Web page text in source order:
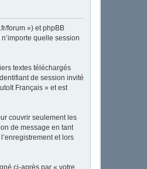
forum ») et phpBB
quelle session
textes téléchargés
de session invité
Français » et est
couvrir seulement les
de message en tant
et lors
ci-après par « votre